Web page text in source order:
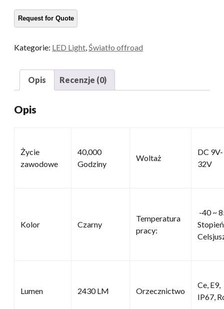
Kategorie: LED Light Światło offroad
Opis Recenzje (0)
Opis
Życie
zawodowe
40,000
Godziny
Woltaż
DC 9V-
32V
Kolor Czarny
Temperatura
pracy:
-40 ~
Stopień
Lumen 2430 LM Orzecznictwo
Ce, E9,
IP67,